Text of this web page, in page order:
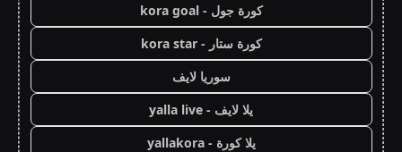
كورة جول - kora goal
كورة ستار - kora star
سوريا لايف
يلا لايف - yalla live
يلا كورة - yallakora